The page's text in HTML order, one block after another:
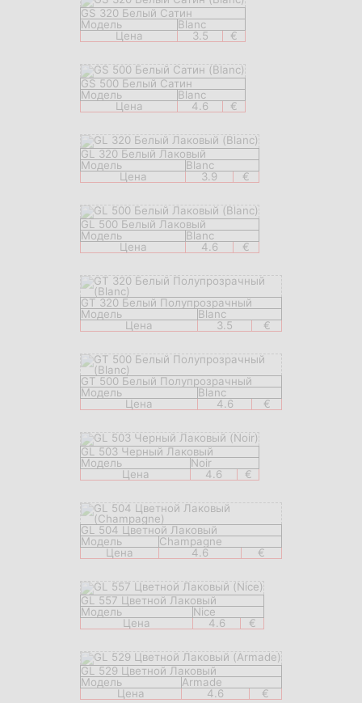
GS 320 Белый Сатин
Модель
Blanc
Цена
3.5 €
GS 500 Белый Сатин
Модель
Blanc
Цена
4.6 €
GL 320 Белый Лаковый
Модель
Blanc
Цена
3.9 €
GL 500 Белый Лаковый
Модель
Blanc
Цена
4.6 €
GT 320 Белый Полупрозрачный
Модель
Blanc
Цена
3.5 €
GT 500 Белый Полупрозрачный
Модель
Blanc
Цена
4.6 €
GL 503 Черный Лаковый
Модель
Noir
Цена
4.6 €
GL 504 Цветной Лаковый
Модель
Champagne
Цена
4.6 €
GL 557 Цветной Лаковый
Модель
Nice
Цена
4.6 €
GL 529 Цветной Лаковый
Модель
Armade
Цена
4.6 €